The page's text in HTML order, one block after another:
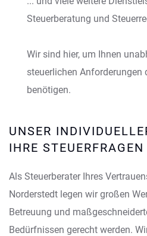
Steuerberatung und
Wir sind hier, um Ihnen
steuerlichen Anforderungen
benötigen.
UNSER
IHRE STEUERFRAGEN
Als Steuerberater Ihres
Norderstedt legen wir großen
Betreuung und
Bedürfnissen gerecht werden.